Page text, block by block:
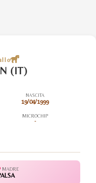
(IT)
NASCITA
19/04/1999
MICROCHIP
-
MADRE